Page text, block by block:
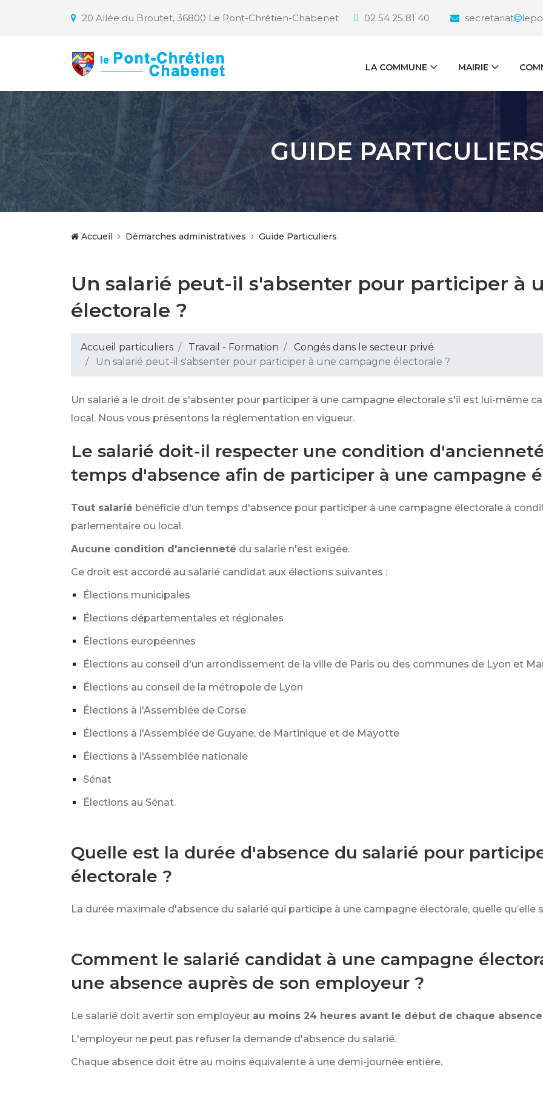
20 Allée du Broutet, 36800 Le Pont-Chrétien-Chabenet 02 54 25 81 40 secretariat
LA COMMUNE MAIRIE
GUIDE PARTICULIERS
Accueil Démarches administratives Guide Particuliers
Un salarié peut-il s'absenter pour participer à
électorale ?
Accueil particuliers Travail - Formation
Congés dans le secteur privé
Un salarié peut-il s'absenter pour participer à une campagne électorale ?
Un salarié a le droit de s'absenter pour participer à une campagne électorale s'il est lui-même
local. Nous vous présentons la réglementation en vigueur.
Le salarié doit-il respecter une condition
temps d'absence afin de participer à une campagne
Tout salarié bénéficie d'un temps d'absence pour participer à une campagne électorale à
parlementaire ou local.
Aucune condition d'ancienneté du salarié n'est exigée.
Ce droit est accordé au salarié candidat aux élections suivantes :
Élections municipales
Élections départementales et régionales
Élections européennes
Élections au conseil d'un arrondissement de la ville de Paris ou des communes de Lyon et
Élections au conseil de la métropole de Lyon
Élections à l'Assemblée de Corse
Élections à l'Assemblée de Guyane, de Martinique et de Mayotte
Élections à l'Assemblée nationale
Sénat
Élections au Sénat.
Quelle est la durée d'absence du salarié pour
électorale ?
La durée maximale d'absence du salarié qui participe à une campagne électorale, quelle qu’elle
Comment le salarié candidat à une campagne
une absence auprès de son employeur ?
Le salarié doit avertir son employeur au moins 24 heures avant le début de chaque absence
L'employeur ne peut pas refuser la demande d'absence du salarié.
Chaque absence doit être au moins équivalente à une demi-journée entière.